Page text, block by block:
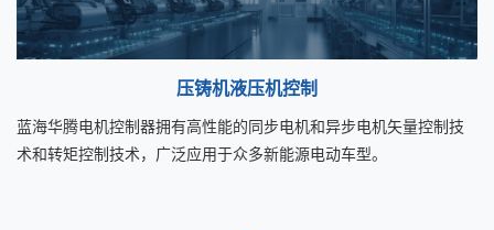
压铸机液压机控制
蓝海华腾电机控制器拥有高性能的同步电机和异步电机矢量控制技
术和转矩控制技术，广泛应用于众多新能源电动车型。